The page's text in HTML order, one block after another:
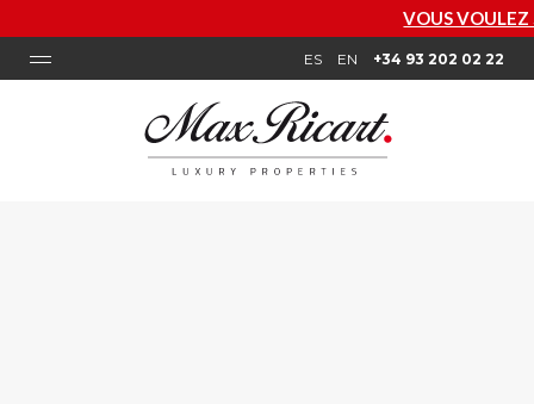
VOUS VOULEZ SAVOIR
ES EN +34 93 202 02 22